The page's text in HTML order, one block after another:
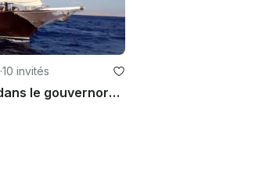
·10 invités
Louer une goélette dans le gouvernorat du Sinaï Sud, en Égypte